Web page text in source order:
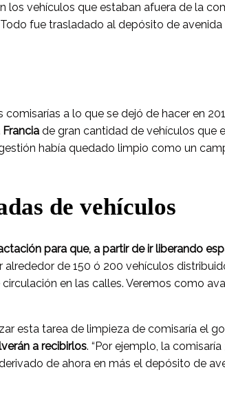
los vehículos que estaban afuera de la
fue trasladado al depósito de avenida
a lo que se dejó de hacer en
de gran cantidad de vehículos que
había quedado limpio como un
de vehículos
para que, a partir de ir liberando
alrededor de 150 ó 200 vehículos
en las calles. Veremos como
esta tarea de limpieza de comisaría el
a recibirlos. “Por ejemplo, la
de ahora en más el depósito de